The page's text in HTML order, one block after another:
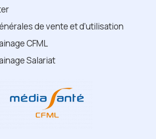
de vente et d’utilisation
CFML
Salariat